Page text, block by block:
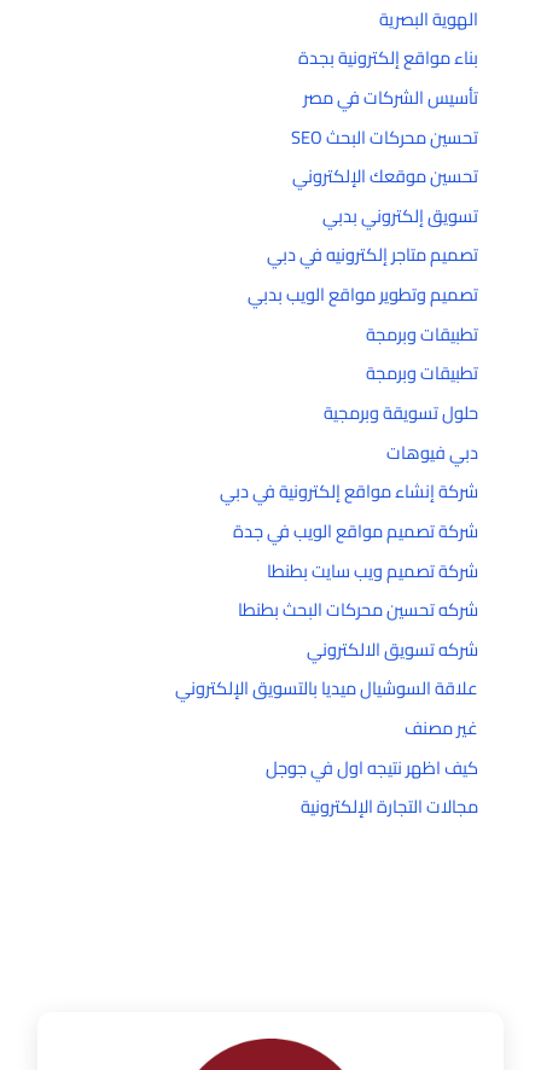
الهوية البصرية
بناء مواقع إلكترونية بجدة
تأسيس الشركات في مصر
تحسين محركات البحث SEO
تحسين موقعك الإلكتروني
تسويق إلكتروني بدبي
تصميم متاجر إلكترونيه في دبي
تصميم وتطوير مواقع الويب بدبي
تطبيقات وبرمجة
تطبيقات وبرمجة
حلول تسويقة وبرمجية
دبي فيوهات
شركة إنشاء مواقع إلكترونية في دبي
شركة تصميم مواقع الويب في جدة
شركة تصميم ويب سايت بطنطا
شركه تحسين محركات البحث بطنطا
شركه تسويق الالكتروني
علاقة السوشيال ميديا بالتسويق الإلكتروني
غير مصنف
كيف اظهر نتيجه اول في جوجل
مجالات التجارة الإلكترونية